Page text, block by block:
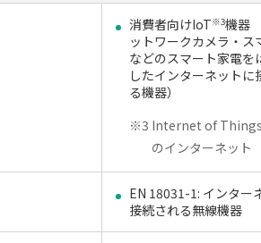
消費者向けIoT※3機器
ットワークカメラ・ス
などのスマート家電を
したインターネットに
る機器）
※3 Internet of
のインターネット
EN 18031-1: インター
接続される無線機器